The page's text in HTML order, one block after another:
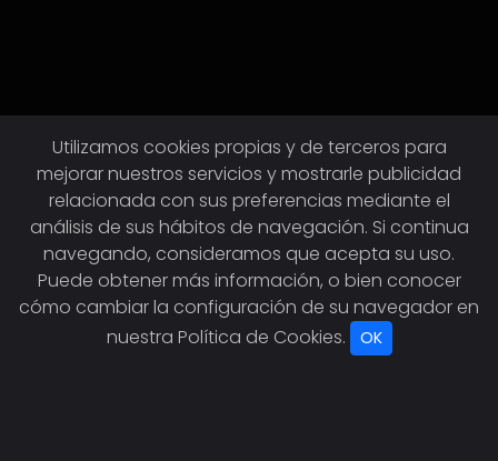
Utilizamos cookies propias y de terceros para
mejorar nuestros servicios y mostrarle publicidad
relacionada con sus preferencias mediante el
análisis de sus hábitos de navegación. Si continua
navegando, consideramos que acepta su uso.
Puede obtener más información, o bien conocer
cómo cambiar la configuración de su navegador en
nuestra Política de Cookies. OK